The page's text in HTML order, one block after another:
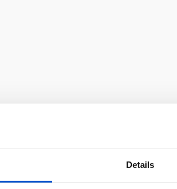
Details